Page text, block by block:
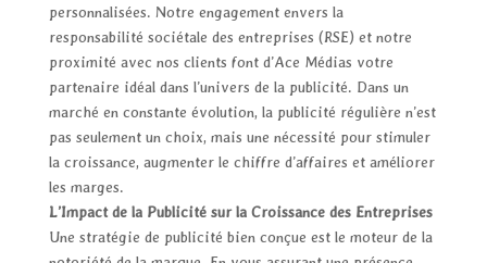
personnalisées. Notre engagement envers la
responsabilité sociétale des entreprises (RSE) et notre
proximité avec nos clients font d’Ace Médias votre
partenaire idéal dans l’univers de la publicité. Dans un
marché en constante évolution, la publicité régulière n’est
pas seulement un choix, mais une nécessité pour stimuler
la croissance, augmenter le chiffre d’affaires et améliorer
les marges.
L’Impact de la Publicité sur la Croissance des Entreprises
Une stratégie de publicité bien conçue est le moteur de la